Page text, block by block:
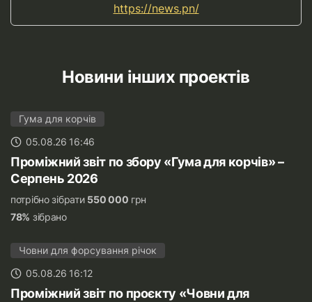
https://news.pn/
Новини інших проектів
Гума для корчів
05.08.26 16:46
Проміжний звіт по збору «Гума для корчів» –
Серпень 2026
потрібно зібрати 550 000 грн
78% зібрано
Човни для форсування річок
05.08.26 16:12
Проміжний звіт по проєкту «Човни для